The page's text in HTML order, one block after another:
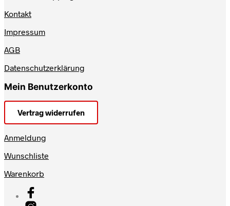
Kontakt
Impressum
AGB
Datenschutzerklärung
Mein Benutzerkonto
Vertrag widerrufen
Anmeldung
Wunschliste
Warenkorb